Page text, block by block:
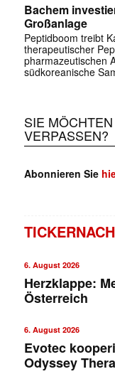
Bachem
Großanlage
Peptidboom treibt
therapeutischer
pharmazeutischen
südkoreanische
SIE
VERPASSEN?
Abonnieren Sie
6. August 2026
Herzklappe:
Österreich
6. August 2026
Evotec
Odyssey